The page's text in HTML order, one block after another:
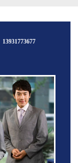
13931773677